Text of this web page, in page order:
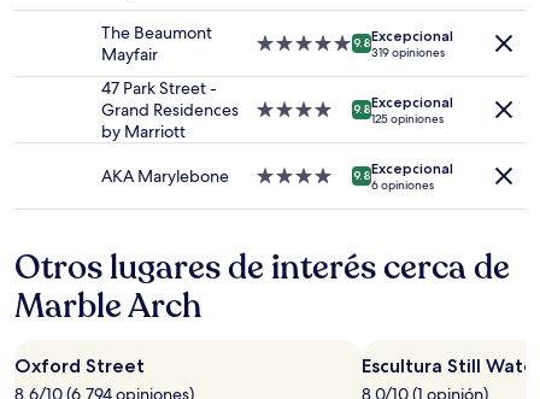
adultos.
y
disponibilidad
están
cambios.
términos
adicionales.
estrellas
The Beaumont
Mayfair
Propiedad
estrellas
9.8Excepcional
319 opiniones
47 Park Street -
Grand Residences
by Marriott
Propiedad
estrellas
9.8Excepcional
125 opiniones
AKA Marylebone
Propiedad
9.8Excepcional
6 opiniones
Otros lugares de interés cerca de
Marble Arch
Oxford Street
8.6/10 (6,794 opiniones)
Escultura Still
8.0/10 (1 opinión)